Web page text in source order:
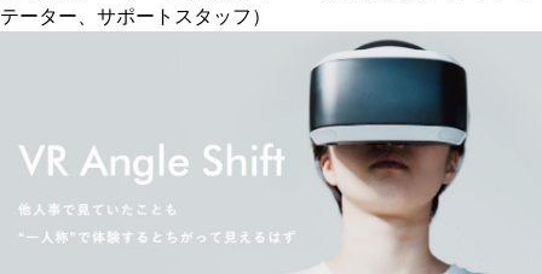
テーター、サポートスタッフ）